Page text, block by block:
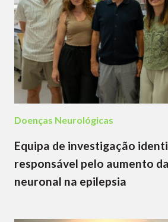
Doenças Neurológicas
Equipa de investigação
responsável pelo aumento
neuronal na epilepsia